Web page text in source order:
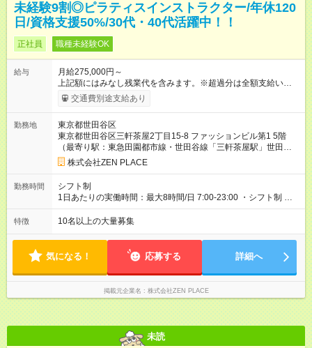
未経験9割◎ピラティスインストラクター/年休120
日/資格支援50%/30代・40代活躍中！！
正社員 職種未経験OK
給与
月給275,000円～
上記額にはみなし残業代を含みます。※超過分は全額支給いたし
ます。 みなし残業代 48,900円／月 みなし残業時間 30時間／月
上記額にはみなし残業代を含みます。（超過分は全額支給しま
900円含む)※試用期間３ヶ月あり（給与/労働時要件は同条件）
<年収例> ■理学療法士（PT）出身入社年数：5年目 年代：30代
前半 年収：約5，756，000円（＝基本給×12か月＋賞与） 備
考：PT資格を活かし、コース開発・プロダクト開発へ貢献 ■OL
出身 入社年数：5年目 年収：約5，560，000円（＝基本給×12か
月＋賞与） 備考：翻訳業務など、グローバル事業への貢献手当
を含む ■研修担当＋リーダー職 入社年数：15年目 年収：約11，
コース開発の担当として貢献手当を含む 【試用期間】試用期間
あり 試用期間の長さ：3ヶ月 雇用形態、給与は本採用時と同じ
です。
交通費別途支給あり
勤務地
東京都世田谷区
東京都世田谷区三軒茶屋2丁目15-8 ファッションビル第1 5階
（最寄り駅：東急田園都市線・世田谷線「三軒茶屋駅」世田谷
通り口 徒歩3分東急田園都市線「用賀駅」東口 徒歩3分東急田園
都市線「駒沢大学駅」駒沢公園口徒歩4分東急東横線「二子玉川
駅」西口 徒歩6分東急田園都市線「たまプラーザ駅」北口 徒歩6
分＊全国にスタジオがあります！転勤あり全国勤務型の募集で
す）
株式会社ZEN PLACE
勤務時間
シフト制
1日あたりの実働時間：最大8時間/日 7:00-23:00 ・シフト制 ※週
の勤務時間は40時間 ※実働8時間（休憩1時間）
特徴 10名以上の大量募集
気になる！ 応募する 詳細へ
掲載元企業名 株式会社ZEN PLACE
未読